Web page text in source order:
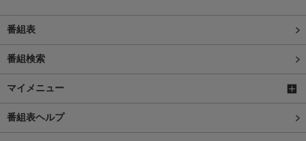
番組表
番組検索
マイメニュー
番組表ヘルプ